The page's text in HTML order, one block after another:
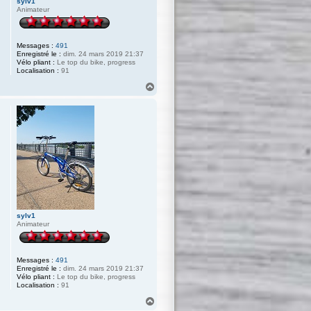
Animateur
Messages : 491
Enregistré le : dim. 24 mars 2019 21:37
Vélo pliant : Le top du bike, progress
Localisation : 91
sylv1
Animateur
Messages : 491
Enregistré le : dim. 24 mars 2019 21:37
Vélo pliant : Le top du bike, progress
Localisation : 91